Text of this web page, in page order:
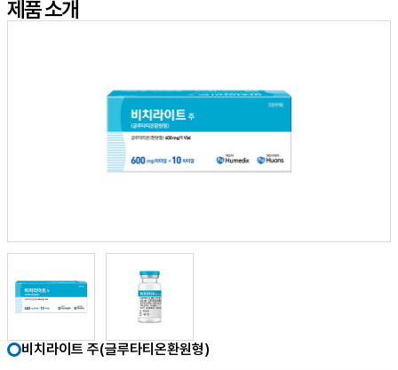
제품 소개
비치라이트 주(글루타티온환원형)